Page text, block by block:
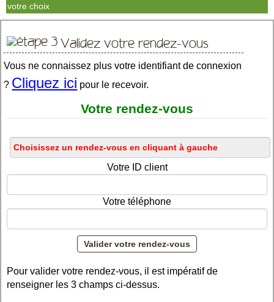
votre choix
Validez votre rendez-vous
Vous ne connaissez plus votre identifiant de connexion
? Cliquez ici pour le recevoir.
Votre rendez-vous
Votre ID client
Votre téléphone
Pour valider votre rendez-vous, il est impératif de
renseigner les 3 champs ci-dessus.